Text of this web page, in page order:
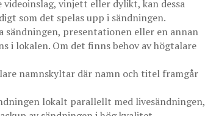
vinjett eller dylikt, kan dessa
som det spelas upp i sändningen.
sändningen, presentationen eller en annan
i lokalen. Om det finns behov av högtalare
namnskyltar där namn och titel framgår
lokalt parallellt med livesändningen,